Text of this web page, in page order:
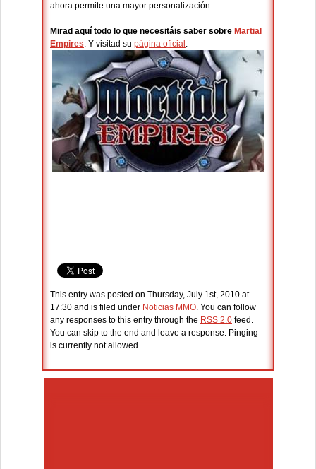
ahora permite una mayor personalización.
Mirad aquí todo lo que necesitáis saber sobre Martial
Empires. Y visitad su página oficial .
This entry was posted on Thursday, July 1st, 2010 at
17:30 and is filed under Noticias MMO. You can follow
any responses to this entry through the RSS 2.0 feed.
You can skip to the end and leave a response. Pinging
is currently not allowed.